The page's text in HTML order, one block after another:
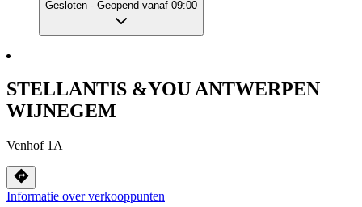
Gesloten - Geopend vanaf 09:00
STELLANTIS &YOU ANTWERPEN
WIJNEGEM
Venhof 1A
Informatie over verkooppunten